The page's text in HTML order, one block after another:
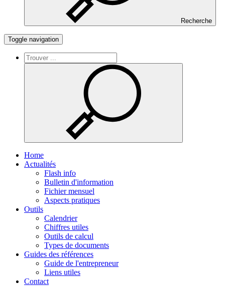
Recherche
Toggle navigation
Home
Actualités
Flash info
Bulletin d'information
Fichier mensuel
Aspects pratiques
Outils
Calendrier
Chiffres utiles
Outils de calcul
Types de documents
Guides des références
Guide de l'entrepreneur
Liens utiles
Contact